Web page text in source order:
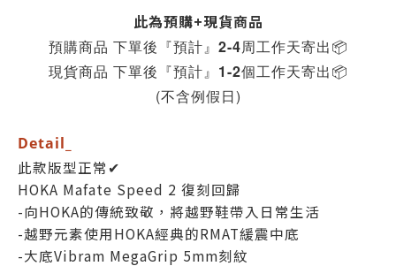
此為預購+現貨商品
預購商品 下單後『預計』2-4周工作天寄出📦
現貨商品 下單後『預計』1-2個工作天寄出📦
(不含例假日)
Detail_
此款版型正常✔
HOKA Mafate Speed 2 復刻回歸
-向HOKA的傳統致敬，將越野鞋帶入日常生活
-越野元素使用HOKA經典的RMAT緩震中底
-大底Vibram MegaGrip 5mm刻紋